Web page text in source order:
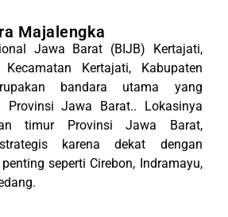
Majalengka
Jawa Barat (BIJB) Kertajati,
Kertajati, Kabupaten
bandara utama yang
Provinsi Jawa Barat.. Lokasinya
timur Provinsi Jawa Barat,
karena dekat dengan
seperti Cirebon, Indramayu,